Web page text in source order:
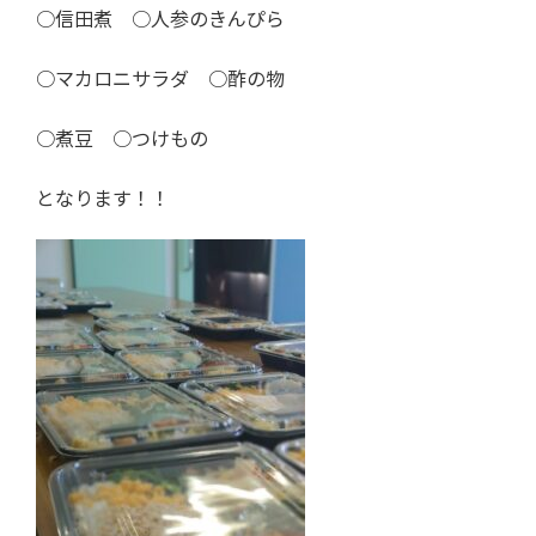
○信田煮 ○人参のきんぴら
○マカロニサラダ ○酢の物
○煮豆 ○つけもの
となります！！